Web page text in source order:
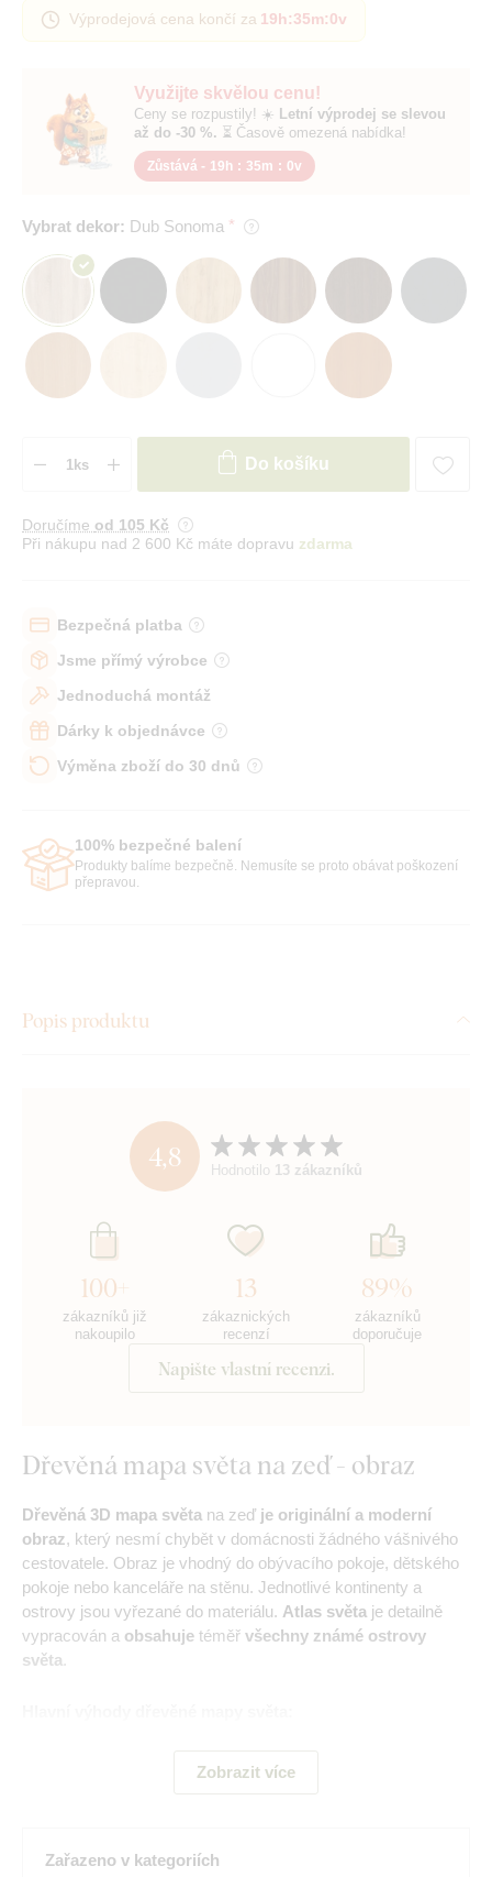
Využijte skvělou cenu!
Ceny se rozpustily! ☀️ Letní výprodej se slevou
až do -30 %. ⏳ Časově omezená nabídka!
Zůstává - 19h : 34m : 59v
Vybrat dekor: Dub Sonoma
Výprodejová cena končí za 19h:34m:59v
Do košíku
Doručíme od 105 Kč
Při nákupu nad 2 600 Kč máte dopravu zdarma
Bezpečná platba
Jsme přímý výrobce
Jednoduchá montáž
Dárky k objednávce
Výměna zboží do 30 dnů
100% bezpečné balení
Produkty balíme bezpečně. Nemusíte se proto obávat poškození
přepravou.
Popis produktu
4,8 Hodnotilo 13 zákazníků
100+
zákazníků již
nakoupilo
13
zákaznických
recenzí
89%
zákazníků
doporučuje
Napište vlastní recenzi.
Dřevěná mapa světa na zeď - obraz
Dřevěná 3D mapa světa na zeď je originální a moderní
obraz, který nesmí chybět v domácnosti žádného vášnivého
cestovatele. Obraz je vhodný do obývacího pokoje, dětského
pokoje nebo kanceláře na stěnu. Jednotlivé kontinenty a
ostrovy jsou vyřezané do materiálu. Atlas světa je detailně
vypracován a obsahuje téměř všechny známé ostrovy
světa.
Zobrazit více
Zařazeno v kategoriích